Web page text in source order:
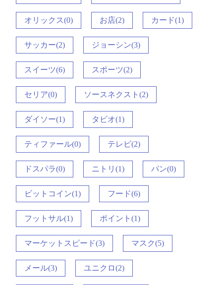
オリックス(0) お店(2) カード(1)
サッカー(2) ジョーシン(3)
スイーツ(6) スポーツ(2)
セリア(0) ソースネクスト(2)
ダイソー(1) タビオ(1)
ティファール(0) テレビ(2)
ドスパラ(0) ニトリ(1) パン(0)
ビットコイン(1) フード(6)
フットサル(1) ポイント(1)
マーケットスピード(3) マスク(5)
メール(3) ユニクロ(2)